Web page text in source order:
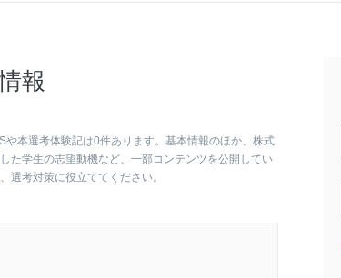
報
本選考体験記は0件あります。基本情報のほか、株式
た学生の志望動機など、一部コンテンツを公開してい
選考対策に役立ててください。